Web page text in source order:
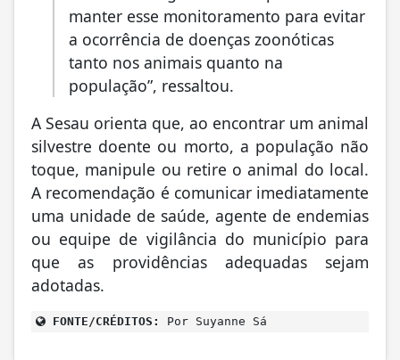
manter esse monitoramento para evitar
a ocorrência de doenças zoonóticas
tanto nos animais quanto na
população”, ressaltou.
A Sesau orienta que, ao encontrar um animal
silvestre doente ou morto, a população não
toque, manipule ou retire o animal do local.
A recomendação é comunicar imediatamente
uma unidade de saúde, agente de endemias
ou equipe de vigilância do município para
que as providências adequadas sejam
adotadas.
FONTE/CRÉDITOS: Por Suyanne Sá